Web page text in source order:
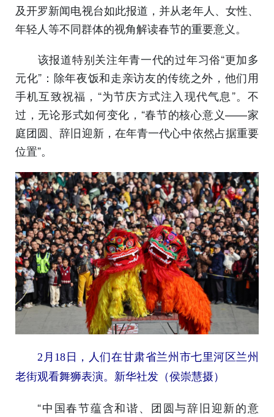
及开罗新闻电视台如此报道，并从老年人、女性、
年轻人等不同群体的视角解读春节的重要意义。
该报道特别关注年青一代的过年习俗“更加多
元化”：除年夜饭和走亲访友的传统之外，他们用
手机互致祝福，“为节庆方式注入现代气息”。不
过，无论形式如何变化，“春节的核心意义——家
庭团圆、辞旧迎新，在年青一代心中依然占据重要
位置”。
2月18日，人们在甘肃省兰州市七里河区兰州
老街观看舞狮表演。新华社发（侯崇慧摄）
“中国春节蕴含和谐、团圆与辞旧迎新的意